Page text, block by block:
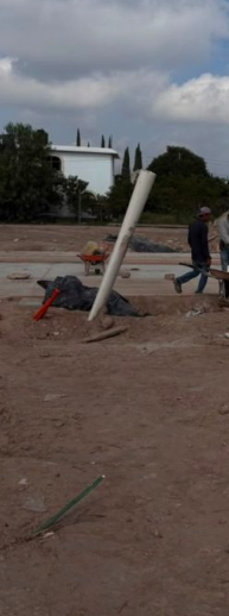
La obra representa
750 pesos y forma
prioritarias de
mantiene una
sanitaria en distintos
Por la importancia de la
como vía de conexión
poniente, la
que diariamente
los habitantes del
Supervisa
garantizar